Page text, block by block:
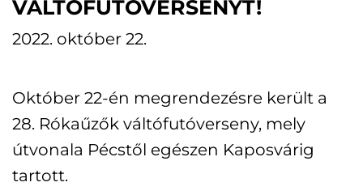
VÁLTÓFUTÓVERSENYT!
2022. október 22.
Október 22-én megrendezésre került a
28. Rókaűzők váltófutóverseny, mely
útvonala Pécstől egészen Kaposvárig
tartott.